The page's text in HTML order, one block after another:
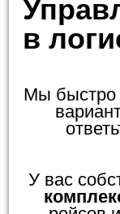
в
Мы быстро
У вас